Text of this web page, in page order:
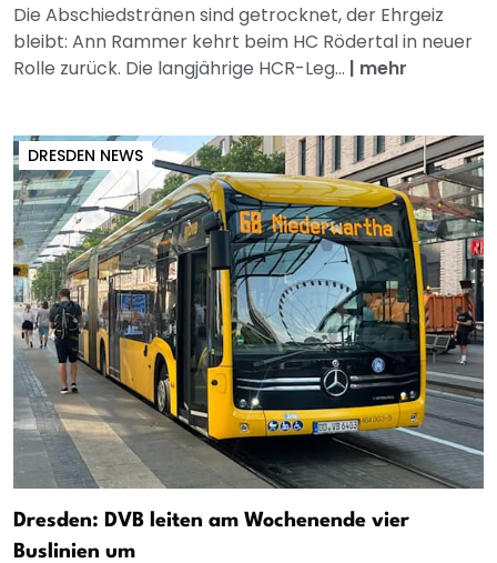
Die Abschiedstränen sind getrocknet, der Ehrgeiz
bleibt: Ann Rammer kehrt beim HC Rödertal in neuer
Rolle zurück. Die langjährige HCR-Leg... | mehr
DRESDEN NEWS
Dresden: DVB leiten am Wochenende vier
Buslinien um